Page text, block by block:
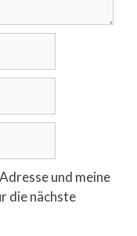
und meine
die nächste